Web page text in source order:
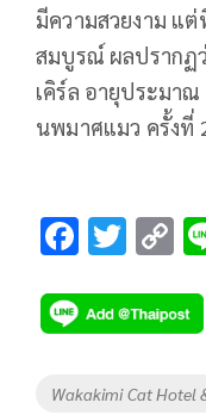
มีความสวยงาม แ
สมบูรณ์ ผลปรากฏ
เคิร์ล อายุประมา
นพมาศแมว ครั้งที่
F
e
b
o
T
tt
er
C
p
y
Li
Tags
Wakakimi Cat Hotel